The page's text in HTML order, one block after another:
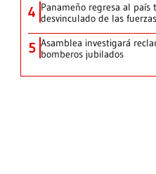
4 Panameño regresa al país
desvinculado de las
5 Asamblea investigará
bomberos jubilados